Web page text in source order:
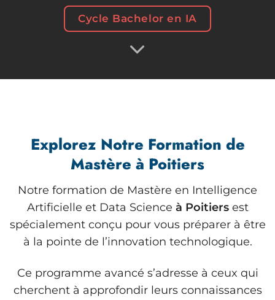
Cycle Bachelor en IA
Explorez Notre Formation de
Mastère à Poitiers
Notre formation de Mastère en Intelligence
Artificielle et Data Science à Poitiersest
spécialement conçu pour vous préparer à être
à la pointe de l’innovation technologique.
Ce programme avancé s’adresse à ceux qui
cherchent à approfondir leurs connaissances